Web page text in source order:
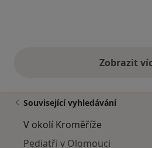
Zobrazit
Související vyhledávání
V okolí Kroměříže
Pediatři v Olomouci